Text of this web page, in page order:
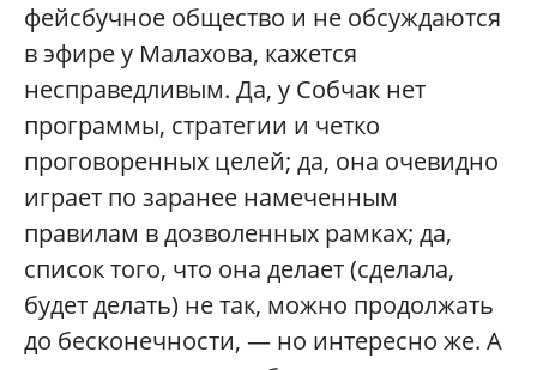
фейсбучное общество и не обсуждаются
в эфире у Малахова, кажется
несправедливым. Да, у Собчак нет
программы, стратегии и четко
проговоренных целей; да, она очевидно
играет по заранее намеченным
правилам в дозволенных рамках; да,
список того, что она делает (сделала,
будет делать) не так, можно продолжать
до бесконечности, — но интересно же. А